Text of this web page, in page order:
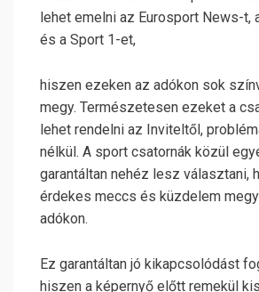
lehet emelni az Eurosport News-t,
és a Sport 1-et,
hiszen ezeken az adókon sok
megy. Természetesen ezeket a
lehet rendelni az Inviteltől,
nélkül. A sport csatornák közül
garantáltan nehéz lesz választani,
érdekes meccs és küzdelem
adókon.
Ez garantáltan jó kikapcsolódást
hiszen a képernyő előtt remekül